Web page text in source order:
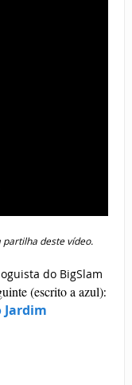
deste vídeo.
do BigSlam
(escrito a azul):